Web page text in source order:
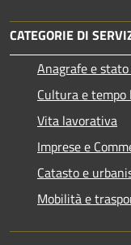
CATEGORIE DI
Anagrafe e
Cultura e tempo
Vita lavorativa
Imprese e
Catasto e
Mobilità e